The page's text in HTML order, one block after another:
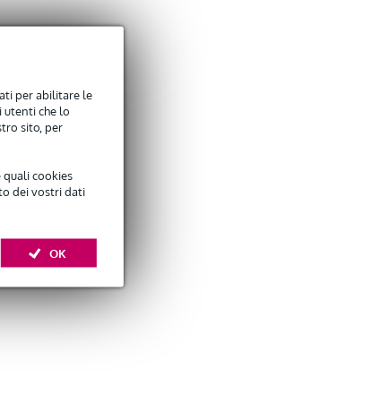
per abilitare le
utenti che lo
sito, per
quali cookies
dei vostri dati
OK